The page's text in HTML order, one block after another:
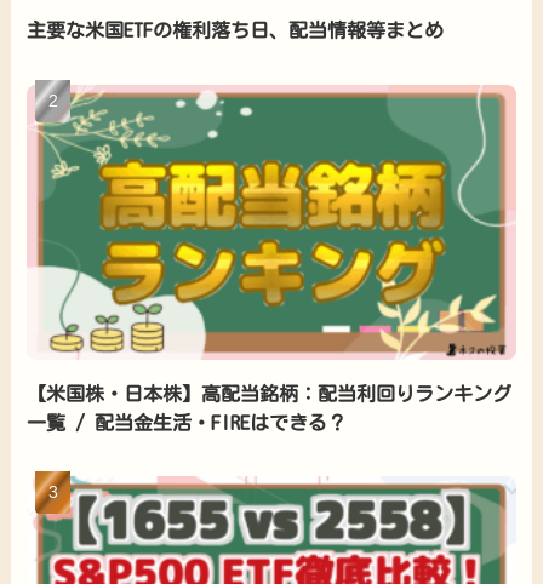
主要な米国ETFの権利落ち日、配当情報等まとめ
【米国株・日本株】高配当銘柄：配当利回りランキング
一覧 / 配当金生活・FIREはできる？